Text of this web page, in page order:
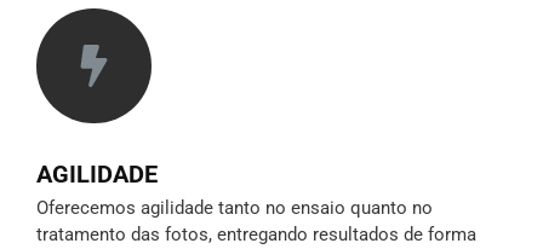
AGILIDADE
Oferecemos agilidade tanto no ensaio quanto no
tratamento das fotos, entregando resultados de forma